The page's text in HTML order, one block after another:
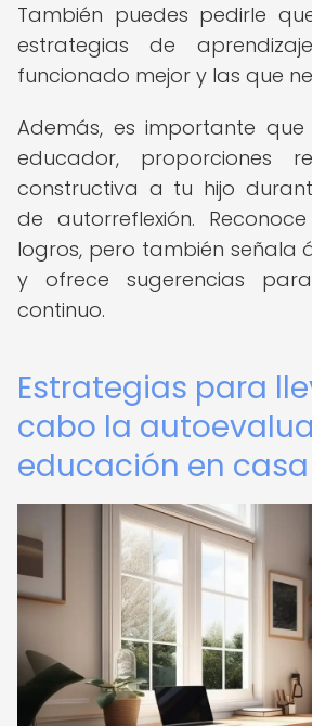
También puedes pedirle
estrategias de
funcionado mejor y las que
Además, es importante
educador, proporciones
constructiva a tu hijo
de autorreflexión.
logros, pero también señala
y ofrece sugerencias
continuo.
Estrategias para
cabo la
educación en casa